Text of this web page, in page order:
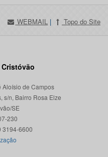
WEBMAIL | Topo do Site
Aloísio de Campos
s/n, Bairro Rosa Elze
SE
230